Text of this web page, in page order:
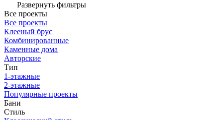
Развернуть фильтры
Все проекты
Все проекты
Клееный брус
Комбинированные
Каменные дома
Авторские
Тип
1-этажные
2-этажные
Популярные проекты
Бани
Стиль